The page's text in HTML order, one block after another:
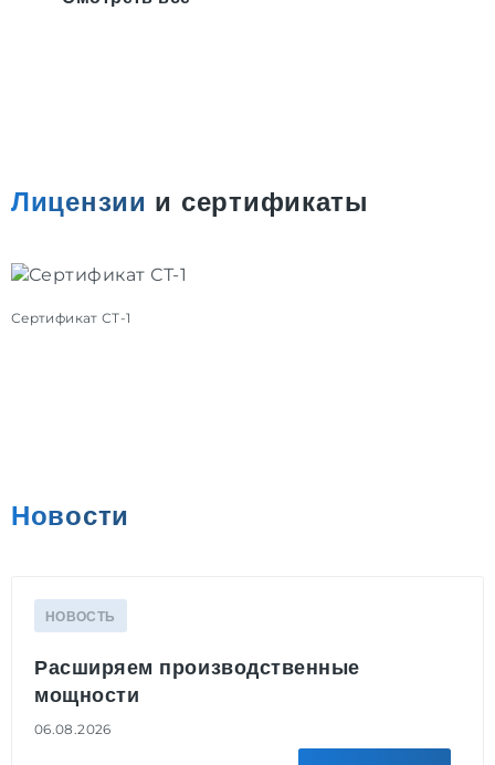
Лицензии и сертификаты
Сертификат СТ-1
Новости
НОВОСТЬ
Расширяем производственные
мощности
06.08.2026